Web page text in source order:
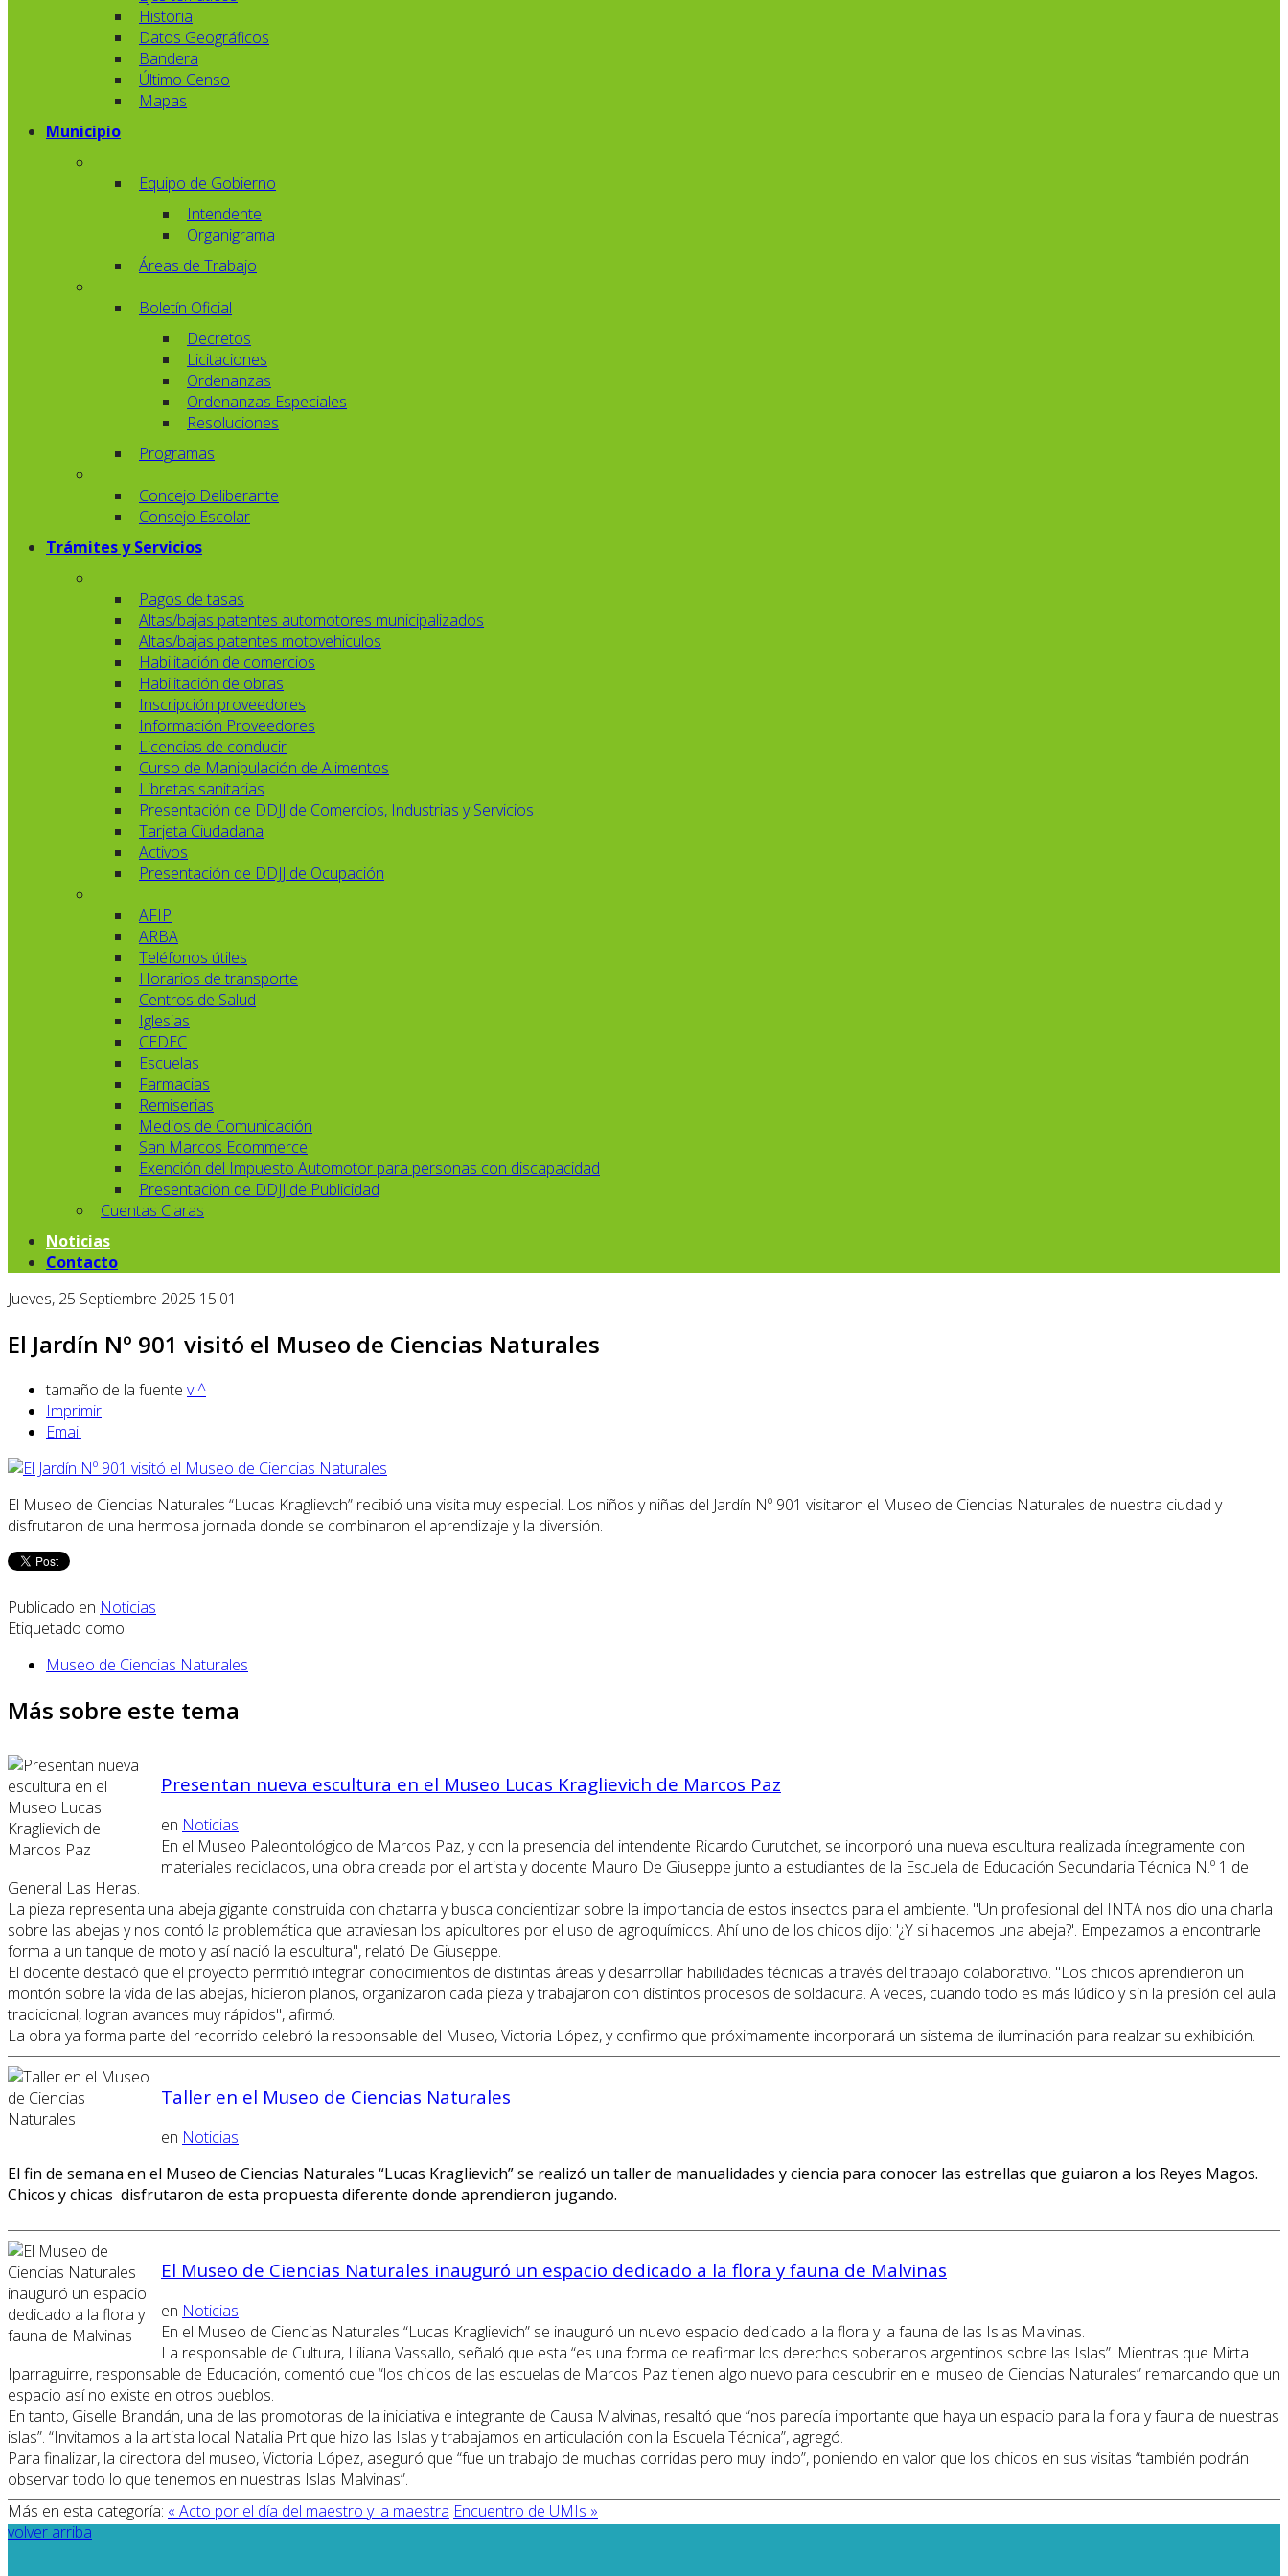
Historia
Datos Geográficos
Bandera
Último Censo
Mapas
Municipio
Equipo de Gobierno
Intendente
Organigrama
Áreas de Trabajo
Boletín Oficial
Decretos
Licitaciones
Ordenanzas
Ordenanzas Especiales
Resoluciones
Programas
Concejo Deliberante
Consejo Escolar
Trámites y Servicios
Pagos de tasas
Altas/bajas patentes automotores municipalizados
Altas/bajas patentes motovehiculos
Habilitación de comercios
Habilitación de obras
Inscripción proveedores
Información Proveedores
Licencias de conducir
Curso de Manipulación de Alimentos
Libretas sanitarias
Presentación de DDJJ de Comercios, Industrias y Servicios
Tarjeta Ciudadana
Activos
Presentación de DDJJ de Ocupación
AFIP
ARBA
Teléfonos útiles
Horarios de transporte
Centros de Salud
Iglesias
CEDEC
Escuelas
Farmacias
Remiserias
Medios de Comunicación
San Marcos Ecommerce
Exención del Impuesto Automotor para personas con discapacidad
Presentación de DDJJ de Publicidad
Cuentas Claras
Noticias
Contacto
Jueves, 25 Septiembre 2025 15:01
El Jardín Nº 901 visitó el Museo de Ciencias Naturales
tamaño de la fuente v^
Imprimir
Email
El Museo de Ciencias Naturales “Lucas Kraglievch” recibió una visita muy especial. Los niños y niñas del Jardín Nº 901 visitaron el Museo de Ciencias Naturales de nuestra ciudad y
disfrutaron de una hermosa jornada donde se combinaron el aprendizaje y la diversión.
Publicado en Noticias
Etiquetado como
Museo de Ciencias Naturales
Más sobre este tema
Presentan nueva escultura en el Museo Lucas Kraglievich de Marcos Paz
en Noticias
En el Museo Paleontológico de Marcos Paz, y con la presencia del intendente Ricardo Curutchet, se incorporó una nueva escultura realizada íntegramente con
materiales reciclados, una obra creada por el artista y docente Mauro De Giuseppe junto a estudiantes de la Escuela de Educación Secundaria Técnica N.º 1 de
General Las Heras.
La pieza representa una abeja gigante construida con chatarra y busca concientizar sobre la importancia de estos insectos para el ambiente. "Un profesional del INTA nos dio una charla
sobre las abejas y nos contó la problemática que atraviesan los apicultores por el uso de agroquímicos. Ahí uno de los chicos dijo: '¿Y si hacemos una abeja?'. Empezamos a encontrarle
forma a un tanque de moto y así nació la escultura", relató De Giuseppe.
El docente destacó que el proyecto permitió integrar conocimientos de distintas áreas y desarrollar habilidades técnicas a través del trabajo colaborativo. "Los chicos aprendieron un
montón sobre la vida de las abejas, hicieron planos, organizaron cada pieza y trabajaron con distintos procesos de soldadura. A veces, cuando todo es más lúdico y sin la presión del aula
tradicional, logran avances muy rápidos", afirmó.
La obra ya forma parte del recorrido celebró la responsable del Museo, Victoria López, y confirmo que próximamente incorporará un sistema de iluminación para realzar su exhibición.
Taller en el Museo de Ciencias Naturales
en Noticias
El fin de semana en el Museo de Ciencias Naturales “Lucas Kraglievich” se realizó un taller de manualidades y ciencia para conocer las estrellas que guiaron a los Reyes Magos.
Chicos y chicas disfrutaron de esta propuesta diferente donde aprendieron jugando.
El Museo de Ciencias Naturales inauguró un espacio dedicado a la flora y fauna de Malvinas
en Noticias
En el Museo de Ciencias Naturales “Lucas Kraglievich” se inauguró un nuevo espacio dedicado a la flora y la fauna de las Islas Malvinas.
La responsable de Cultura, Liliana Vassallo, señaló que esta “es una forma de reafirmar los derechos soberanos argentinos sobre las Islas”. Mientras que Mirta
Iparraguirre, responsable de Educación, comentó que “los chicos de las escuelas de Marcos Paz tienen algo nuevo para descubrir en el museo de Ciencias Naturales” remarcando que un
espacio así no existe en otros pueblos.
En tanto, Giselle Brandán, una de las promotoras de la iniciativa e integrante de Causa Malvinas, resaltó que “nos parecía importante que haya un espacio para la flora y fauna de nuestras
islas”. “Invitamos a la artista local Natalia Prt que hizo las Islas y trabajamos en articulación con la Escuela Técnica”, agregó.
Para finalizar, la directora del museo, Victoria López, aseguró que “fue un trabajo de muchas corridas pero muy lindo”, poniendo en valor que los chicos en sus visitas “también podrán
observar todo lo que tenemos en nuestras Islas Malvinas”.
Más en esta categoría: « Acto por el día del maestro y la maestra Encuentro de UMIs »
volver arriba